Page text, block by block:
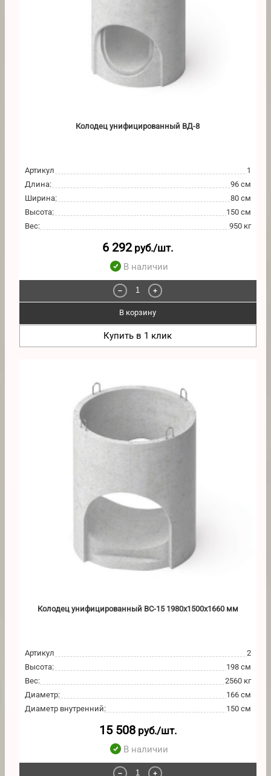
Колодец унифицированный ВД-8
Артикул
1
Длина:
96 см
Ширина:
80 см
Высота:
150 см
Вес: 950 кг
6 292руб./шт.
В наличии
− +
В корзину
Купить в 1 клик
Колодец унифицированный ВС-15 1980х1500х1660 мм
Артикул
2
Высота:
198 см
Вес:
2560 кг
Диаметр:
166 см
Диаметр внутренний: 150 см
15 508руб./шт.
В наличии
− +